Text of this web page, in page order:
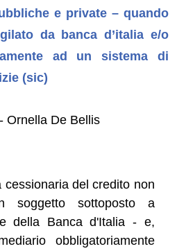
e private – quando
da banca d’italia e/o
ad un sistema di
(sic)
Ornella De Bellis
cessionaria del credito non
soggetto sottoposto a
della Banca d'Italia - e,
obbligatoriamente